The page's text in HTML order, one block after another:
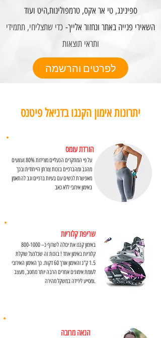
ספינינג, טי אר אקס, טרמפולינות,היט ועוד
השאירי פנייה באתר ונחזור אלייך- כדי שתצליחי, תתמידי
ותראי תוצאות
לפרטים והרשמה
יתרונות אימון הקנגו בדניאל פיטנס
הורדת עומס
על פי המחקרים הנעליים מורידות 80% זעזועים
מהגב ומהברכיים בזכות צורתן הייחודית ובכך
מאפשרת לנשים עם בעיות ברכיים וגב להתאמן
באימון אירובי ללא כאב
שריפת קלוריות
באימון קנגו את יכולה לשרוף כ--800-1000
קלוריות באימון אחד ! בזכות זה שכלנעל שוקלת
1.5 ק"ג והאימון אורך 60 דקות. כך האימון האירובי
לעומת אימונים אחרים הרבה יותר מחטב, מעצב
ומסייע לירידה במשקל מהירה.
הנאה מרובה